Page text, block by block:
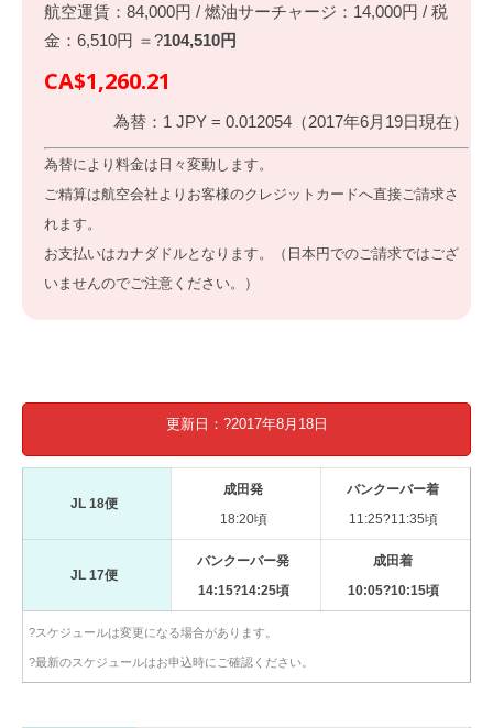
航空運賃：84,000円 / 燃油サーチャージ：14,000円 / 税
金：6,510円 ＝?104,510円
CA$1,260.21
為替：1 JPY = 0.012054（2017年6月19日現在）
為替により料金は日々変動します。
ご精算は航空会社よりお客様のクレジットカードへ直接ご請求さ
れます。
お支払いはカナダドルとなります。（日本円でのご請求ではござ
いませんのでご注意ください。）
更新日：?2017年8月18日
JL 18便
成田発
18:20頃
バンクーバー着
11:25?11:35頃
JL 17便
バンクーバー発
14:15?14:25頃
成田着
10:05?10:15頃
?スケジュールは変更になる場合があります。
?最新のスケジュールはお申込時にご確認ください。